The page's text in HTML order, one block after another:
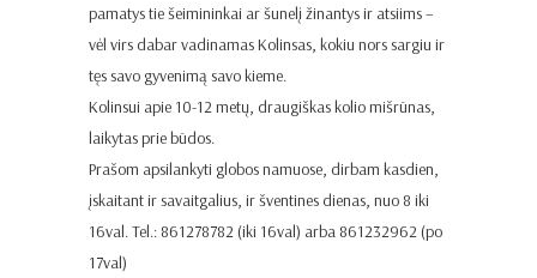
pamatys tie šeimininkai ar šunelį žinantys ir atsiims –
vėl virs dabar vadinamas Kolinsas, kokiu nors sargiu ir
tęs savo gyvenimą savo kieme.
Kolinsui apie 10-12 metų, draugiškas kolio mišrūnas,
laikytas prie būdos.
Prašom apsilankyti globos namuose, dirbam kasdien,
įskaitant ir savaitgalius, ir šventines dienas, nuo 8 iki
16val. Tel.: 861278782 (iki 16val) arba 861232962 (po
17val)